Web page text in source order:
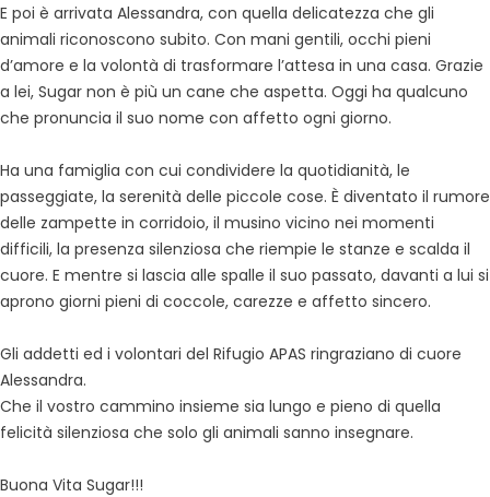
E poi è arrivata Alessandra, con quella delicatezza che gli
animali riconoscono subito. Con mani gentili, occhi pieni
d’amore e la volontà di trasformare l’attesa in una casa. Grazie
a lei, Sugar non è più un cane che aspetta. Oggi ha qualcuno
che pronuncia il suo nome con affetto ogni giorno.
Ha una famiglia con cui condividere la quotidianità, le
passeggiate, la serenità delle piccole cose. È diventato il rumore
delle zampette in corridoio, il musino vicino nei momenti
difficili, la presenza silenziosa che riempie le stanze e scalda il
cuore. E mentre si lascia alle spalle il suo passato, davanti a lui si
aprono giorni pieni di coccole, carezze e affetto sincero.
Gli addetti ed i volontari del Rifugio APAS ringraziano di cuore
Alessandra.
Che il vostro cammino insieme sia lungo e pieno di quella
felicità silenziosa che solo gli animali sanno insegnare.
Buona Vita Sugar!!!